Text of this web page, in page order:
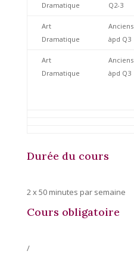
Dramatique
Q2-3
Art
Dramatique
Anciens
àpd Q3
Art
Dramatique
Anciens
àpd Q3
Durée du cours
2 x 50 minutes par semaine
Cours obligatoire
/